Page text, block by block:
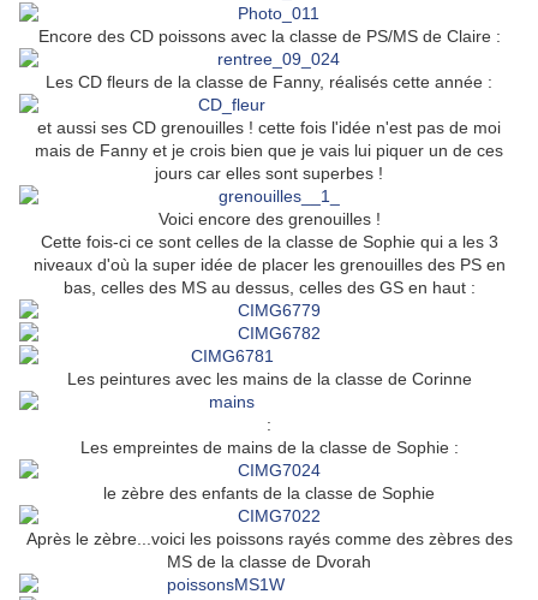
Encore des CD poissons avec la classe de PS/MS de Claire :
Les CD fleurs de la classe de Fanny, réalisés cette année :
et aussi ses CD grenouilles ! cette fois l'idée n'est pas de moi
mais de Fanny et je crois bien que je vais lui piquer un de ces
jours car elles sont superbes !
Voici encore des grenouilles !
Cette fois-ci ce sont celles de la classe de Sophie qui a les 3
niveaux d'où la super idée de placer les grenouilles des PS en
bas, celles des MS au dessus, celles des GS en haut :
Les peintures avec les mains de la classe de Corinne
:
Les empreintes de mains de la classe de Sophie :
le zèbre des enfants de la classe de Sophie
Après le zèbre...voici les poissons rayés comme des zèbres des
MS de la classe de Dvorah